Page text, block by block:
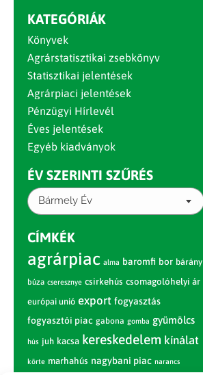
KATEGÓRIÁK
Könyvek
Agrárstatisztikai zsebkönyv
Statisztikai jelentések
Agrárpiaci jelentések
Pénzügyi Hírlevél
Éves jelentések
Egyéb kiadványok
ÉV SZERINTI SZŰRÉS
Bármely Év
CÍMKÉK
agrárpiac alma baromfi bor bárány
búza cseresznye csirkehús csomagolóhelyi ár
európai unió export fogyasztás
fogyasztói piac gabona gomba gyümölcs
hús juh kacsa kereskedelem kínálat
körte marhahús nagybani piac narancs